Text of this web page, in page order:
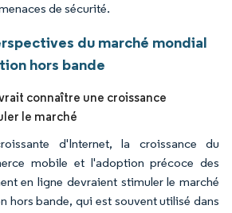
de sécurité.
du marché mondial
hors bande
connaître une croissance
le marché
d'Internet, la croissance du
mobile et l'adoption précoce des
en ligne devraient stimuler le marché
hors bande, qui est souvent utilisé dans